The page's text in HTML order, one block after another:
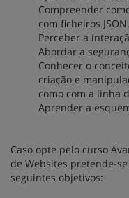
Compreender
com ficheiros JSON.
Perceber a
Abordar a
Conhecer o
criação e
como com a linha
Aprender a
Caso opte pelo curso
de Websites pretende-
seguintes objetivos: